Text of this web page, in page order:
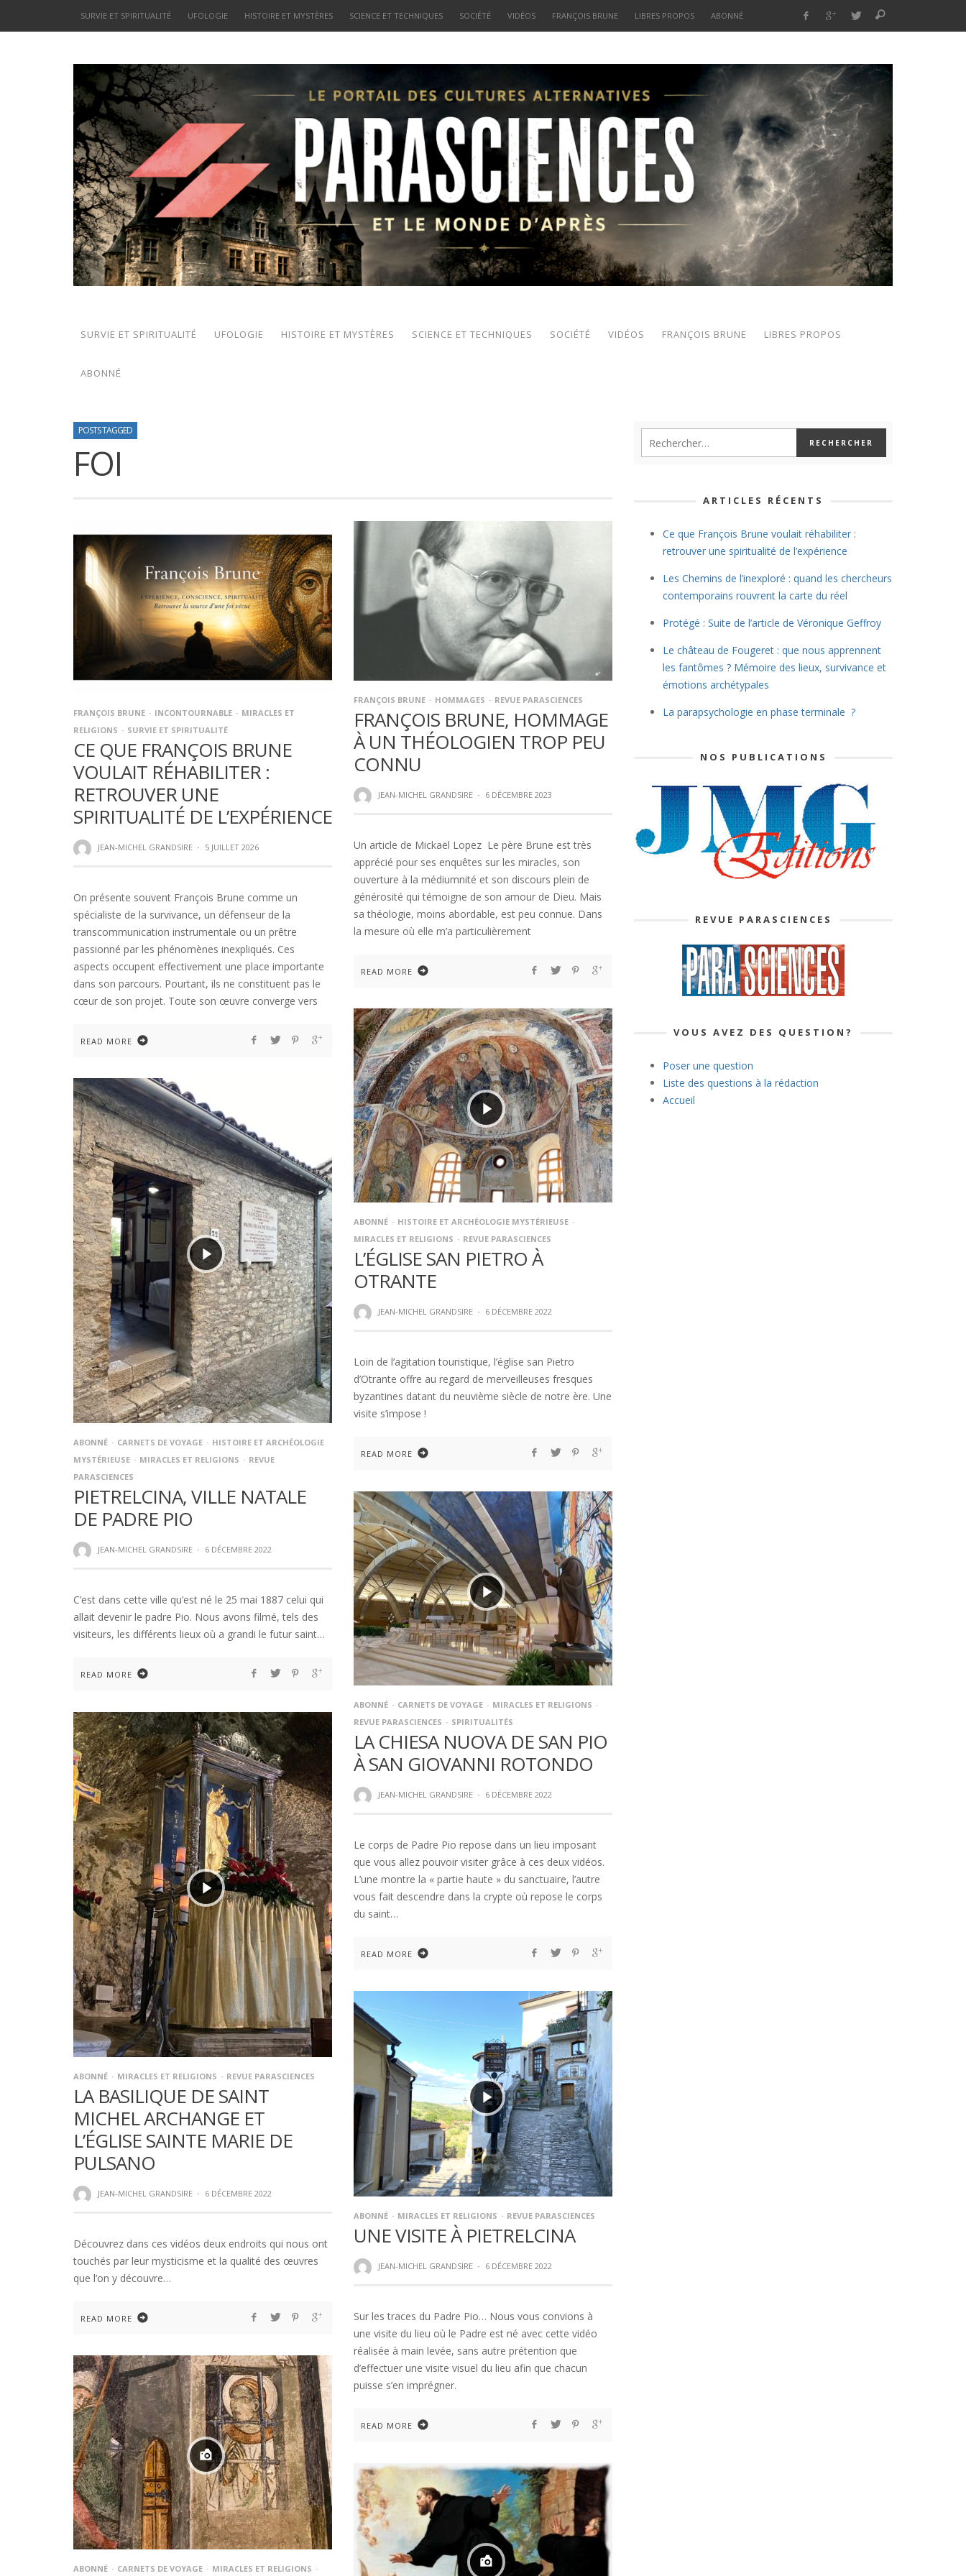
SURVIE ET SPIRITUALITÉ UFOLOGIE HISTOIRE ET MYSTÈRES SCIENCE ET TECHNIQUES SOCIÉTÉ VIDÉOS FRANÇOIS BRUNE LIBRES PROPOS ABONNÉ
SURVIE ET SPIRITUALITÉ UFOLOGIE HISTOIRE ET MYSTÈRES SCIENCE ET TECHNIQUES SOCIÉTÉ VIDÉOS FRANÇOIS BRUNE LIBRES PROPOS
ABONNÉ
POSTS TAGGED
FOI
FRANÇOIS BRUNE INCONTOURNABLE
MIRACLES ET
RELIGIONS
SURVIE ET SPIRITUALITÉ
CE QUE FRANÇOIS BRUNE
VOULAIT RÉHABILITER :
RETROUVER UNE
SPIRITUALITÉ DE L’EXPÉRIENCE
JEAN-MICHEL GRANDSIRE · 5 JUILLET 2026
On présente souvent François Brune comme un
spécialiste de la survivance, un défenseur de la
transcommunication instrumentale ou un prêtre
passionné par les phénomènes inexpliqués. Ces
aspects occupent effectivement une place importante
dans son parcours. Pourtant, ils ne constituent pas le
cœur de son projet. Toute son œuvre converge vers
READ MORE
FRANÇOIS BRUNE HOMMAGES REVUE PARASCIENCES
FRANÇOIS BRUNE, HOMMAGE
À UN THÉOLOGIEN TROP PEU
CONNU
JEAN-MICHEL GRANDSIRE · 6 DÉCEMBRE 2023
Un article de Mickaël Lopez Le père Brune est très
apprécié pour ses enquêtes sur les miracles, son
ouverture à la médiumnité et son discours plein de
générosité qui témoigne de son amour de Dieu. Mais
sa théologie, moins abordable, est peu connue. Dans
la mesure où elle m’a particulièrement
READ MORE
ABONNÉ
HISTOIRE ET ARCHÉOLOGIE MYSTÉRIEUSE
MIRACLES ET RELIGIONS
REVUE PARASCIENCES
L’ÉGLISE SAN PIETRO À
OTRANTE
JEAN-MICHEL GRANDSIRE · 6 DÉCEMBRE 2022
Loin de l’agitation touristique, l’église san Pietro
d’Otrante offre au regard de merveilleuses fresques
byzantines datant du neuvième siècle de notre ère. Une
visite s’impose !
READ MORE
ABONNÉ CARNETS DE VOYAGE
HISTOIRE ET ARCHÉOLOGIE
MYSTÉRIEUSE
MIRACLES ET RELIGIONS
REVUE
PARASCIENCES
PIETRELCINA, VILLE NATALE
DE PADRE PIO
JEAN-MICHEL GRANDSIRE · 6 DÉCEMBRE 2022
C’est dans cette ville qu’est né le 25 mai 1887 celui qui
allait devenir le padre Pio. Nous avons filmé, tels des
visiteurs, les différents lieux où a grandi le futur saint…
READ MORE
ABONNÉ CARNETS DE VOYAGE
MIRACLES ET RELIGIONS
REVUE PARASCIENCES
SPIRITUALITÉS
LA CHIESA NUOVA DE SAN PIO
À SAN GIOVANNI ROTONDO
JEAN-MICHEL GRANDSIRE · 6 DÉCEMBRE 2022
Le corps de Padre Pio repose dans un lieu imposant
que vous allez pouvoir visiter grâce à ces deux vidéos.
L’une montre la « partie haute » du sanctuaire, l’autre
vous fait descendre dans la crypte où repose le corps
du saint…
READ MORE
ABONNÉ MIRACLES ET RELIGIONS REVUE PARASCIENCES
LA BASILIQUE DE SAINT
MICHEL ARCHANGE ET
L’ÉGLISE SAINTE MARIE DE
PULSANO
JEAN-MICHEL GRANDSIRE · 6 DÉCEMBRE 2022
Découvrez dans ces vidéos deux endroits qui nous ont
touchés par leur mysticisme et la qualité des œuvres
que l’on y découvre…
READ MORE
ABONNÉ MIRACLES ET RELIGIONS REVUE PARASCIENCES
UNE VISITE À PIETRELCINA
JEAN-MICHEL GRANDSIRE · 6 DÉCEMBRE 2022
Sur les traces du Padre Pio… Nous vous convions à
une visite du lieu où le Padre est né avec cette vidéo
réalisée à main levée, sans autre prétention que
d’effectuer une visite visuel du lieu afin que chacun
puisse s’en imprégner.
READ MORE
ABONNÉ CARNETS DE VOYAGE MIRACLES ET RELIGIONS
ARTICLES RÉCENTS
Ce que François Brune voulait réhabiliter :
retrouver une spiritualité de l’expérience
Les Chemins de l’inexploré : quand les chercheurs
contemporains rouvrent la carte du réel
Protégé : Suite de l’article de Véronique Geffroy
Le château de Fougeret : que nous apprennent
les fantômes ? Mémoire des lieux, survivance et
émotions archétypales
La parapsychologie en phase terminale ?
NOS PUBLICATIONS
REVUE PARASCIENCES
VOUS AVEZ DES QUESTION?
Poser une question
Liste des questions à la rédaction
Accueil